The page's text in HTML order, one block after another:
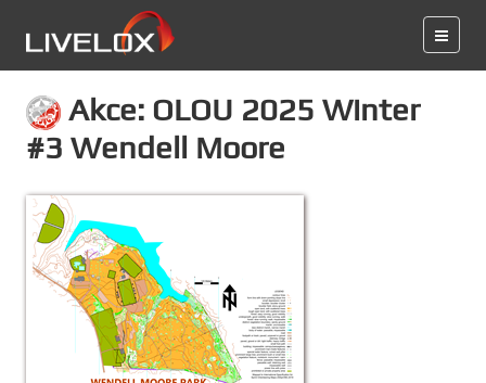
Akce: OLOU 2025 Winter
#3 Wendell Moore